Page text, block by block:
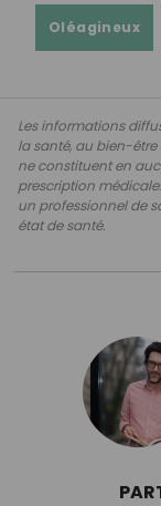
Oléagineux
Les informations
la santé, au bien-
ne constituent en
prescription
un professionnel de
état de santé.